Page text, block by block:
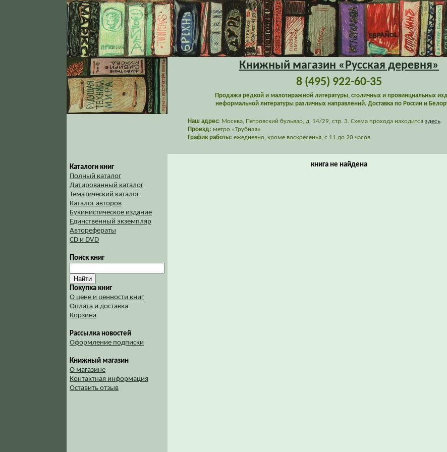
Книжный магазин «Русская деревня»
8 (495) 922-60-35
Продажа редкой и малотиражной литературы, столичных и провинциальных
неформальной литературы различных направлений. Доставка по России и
Наш адрес: Москва, Петровский бульвар, д. 14/29, стр. 3. Схема прохода находится здесь.
Проезд: метро «Трубная»
График работы: ежедневно, кроме воскресенья, с 11 до 20 часов
Каталоги книг
Полный каталог
Датированный каталог
Тематический каталог
Каталог авторов
Букинистическое издание
Единственный экземпляр
Авторефераты
CD и DVD
Поиск книг
Покупка книг
О цене и ценности книг
Оплата и доставка
Корзина
Рассылка новостей
Оформление подписки
Книжный магазин
О магазине
Контактная информация
Оставить отзыв
книга не найдена